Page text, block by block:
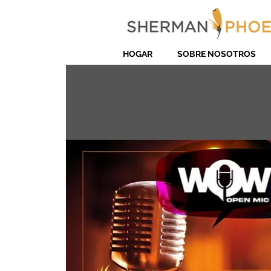
HOGAR SOBRE NOSOTROS